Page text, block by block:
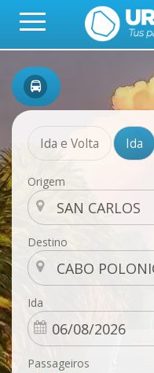
Ida e Volta Ida
Origem
Destino
Ida
Passageiros